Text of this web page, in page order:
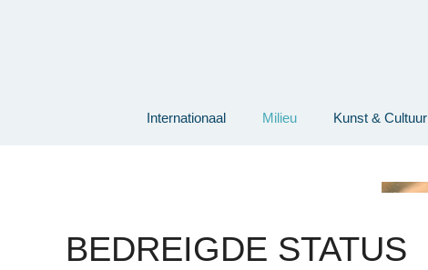
Internationaal Milieu Kunst & Cultuur
BEDREIGDE STATUS